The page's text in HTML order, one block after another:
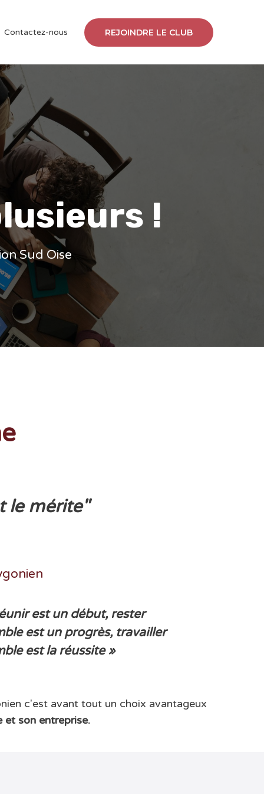
Contactez-nous REJOINDRE LE CLUB
!
Sud Oise
le mérite"
est un début, rester
est un progrès, travailler
est la réussite »
c'est avant tout un choix avantageux
et son entreprise.